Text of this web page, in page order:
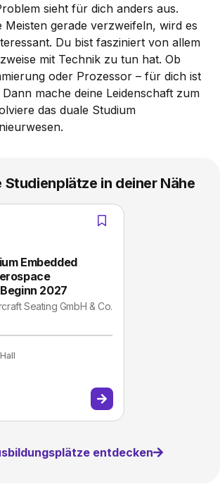
sieht für dich anders aus.
Meisten gerade verzweifeln, wird es
Du bist fasziniert von allem
mit Technik zu tun hat. Ob
oder Prozessor – für dich ist
mache deine Leidenschaft zum
das duale Studium
Studienplätze in deiner Nähe
Embedded
2027
Seating GmbH & Co.
entdecken